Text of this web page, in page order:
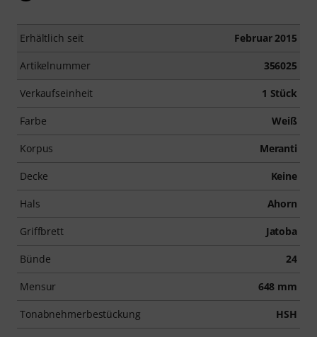
Erhältlich seit Februar 2015
Artikelnummer 356025
Verkaufseinheit 1 Stück
Farbe Weiß
Korpus Meranti
Decke Keine
Hals Ahorn
Griffbrett Jatoba
Bünde 24
Mensur 648 mm
Tonabnehmerbestückung HSH